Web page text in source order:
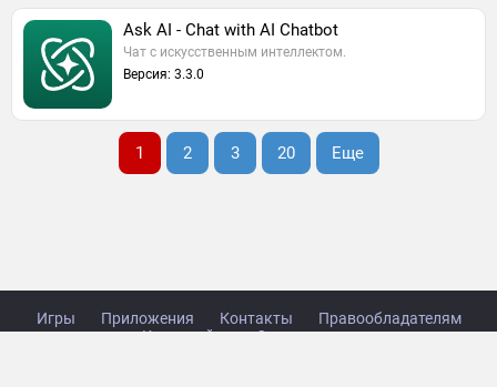
Ask AI - Chat with AI Chatbot
Чат с искусственным интеллектом.
Версия: 3.3.0
1 2 3 20 Еще
Игры Приложения Контакты
Правообладателям
Карта сайта
Стол заказов